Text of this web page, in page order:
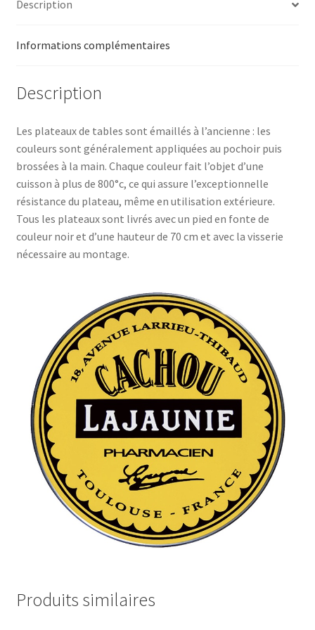
Description
Informations complémentaires
Description
Les plateaux de tables sont émaillés à l’ancienne : les
couleurs sont généralement appliquées au pochoir puis
brossées à la main. Chaque couleur fait l’objet d’une
cuisson à plus de 800°c, ce qui assure l’exceptionnelle
résistance du plateau, même en utilisation extérieure.
Tous les plateaux sont livrés avec un pied en fonte de
couleur noir et d’une hauteur de 70 cm et avec la visserie
nécessaire au montage.
Produits similaires